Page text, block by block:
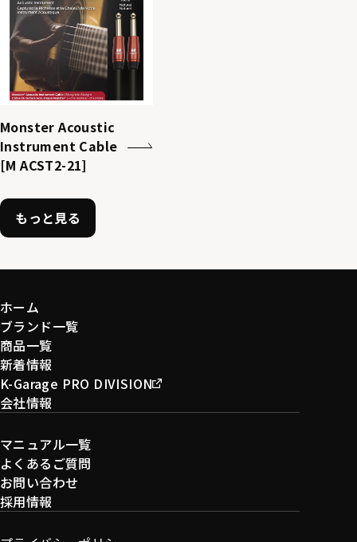
Monster Acoustic
Instrument Cable
[M ACST2-21]
もっと見る
ホーム
ブランド一覧
商品一覧
新着情報
K-Garage PRO DIVISION
会社情報
マニュアル一覧
よくあるご質問
お問い合わせ
採用情報